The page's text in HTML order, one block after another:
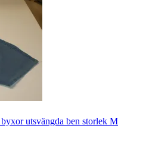
utsvängda ben storlek M